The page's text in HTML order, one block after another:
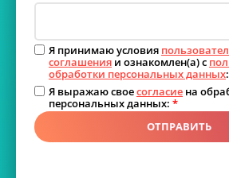
Я принимаю условия
соглашения и ознакомлен(а) с
обработки персональных данных:
Я выражаю своесогласие на
персональных данных: *
ОТПРАВИТЬ